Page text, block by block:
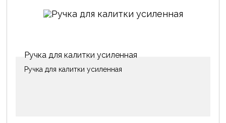
Ручка для калитки усиленная
Ручка для калитки усиленная